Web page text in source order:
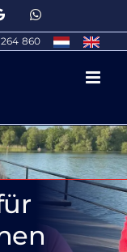
WhatsApp
264 860